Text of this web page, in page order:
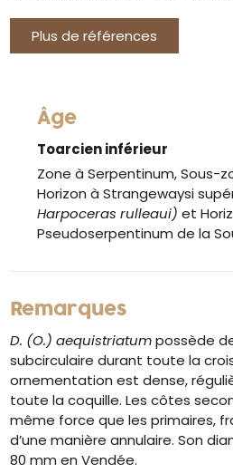
Plus de références
Âge
Toarcien inférieur
Zone à Serpentinum, Sous-
Horizon à Strangewaysi
Harpoceras rulleaui) et
Pseudoserpentinum de la
Remarques
D. (O.) aequistriatumpossède
subcirculaire durant toute la
ornementation est dense,
toute la coquille. Les côtes
même force que les primaires,
d’une manière annulaire. Son
80 mm en Vendée.